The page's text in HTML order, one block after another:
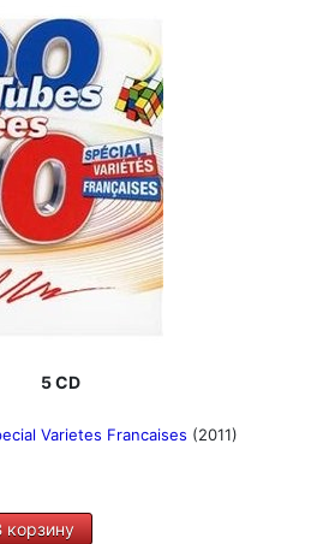
5 CD
Varietes Francaises (2011)
корзину